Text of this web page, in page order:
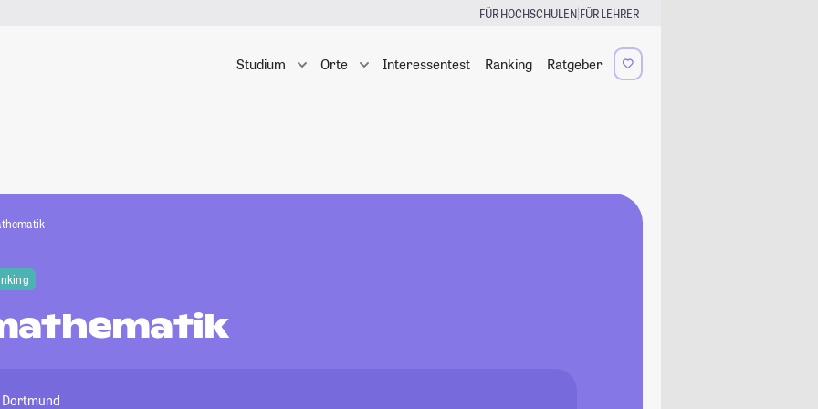
FÜR HOCHSCHULEN|FÜR LEHRER
Studium Orte Interessentest Ranking Ratgeber